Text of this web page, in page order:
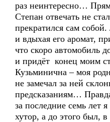
раз неинтересно…
Степан отвечать не
прекратился сам
и вдыхая его аромат,
что скоро автомобиль
и придёт конец моим
Кузьминична – моя
не замечал за ней
предсказаниям…
за последние семь лет
хутор, а до этого был,